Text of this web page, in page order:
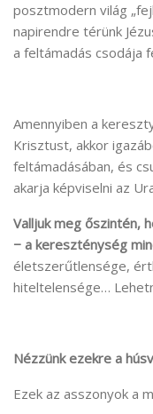
posztmodern világ
napirendre térünk
a feltámadás csodája
Amennyiben a
Krisztust, akkor
feltámadásában, és
akarja képviselni az
Valljuk meg őszintén,
− a kereszténység
életszerűtlensége,
hiteltelensége…
Nézzünk ezekre a
Ezek az asszonyok a